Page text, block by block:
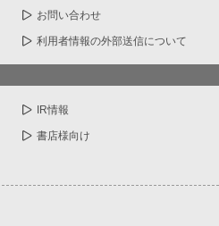
お問い合わせ
利用者情報の外部送信について
IR情報
書店様向け